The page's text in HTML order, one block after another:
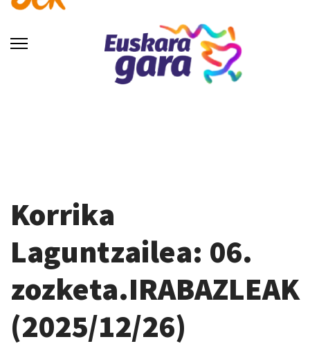
Korrika
Laguntzailea: 06.
zozketa.IRABAZLEAK
(2025/12/26)